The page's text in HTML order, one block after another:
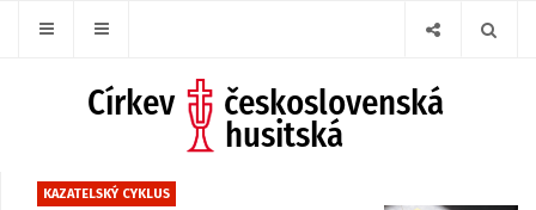
KAZATELSKÝ CYKLUS